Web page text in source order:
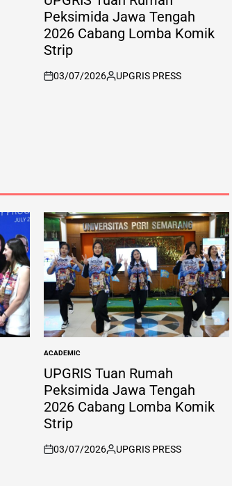
Peksimida Jawa Tengah
2026 Cabang Lomba Komik
Strip
on
03/07/2026
Posted
UPGRIS PRESS
POSTED
IN
ACADEMIC
UPGRIS Tuan Rumah
Peksimida Jawa Tengah
2026 Cabang Lomba Komik
Strip
on
03/07/2026
Posted
UPGRIS PRESS